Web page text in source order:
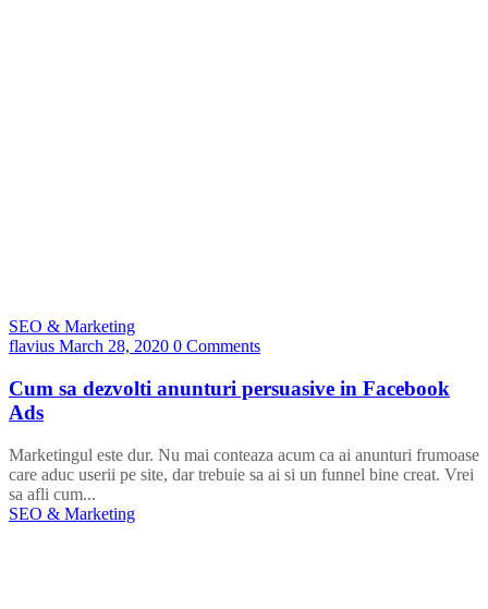
SEO & Marketing
flavius March 28, 2020 0 Comments
Cum sa dezvolti anunturi persuasive in Facebook
Ads
Marketingul este dur. Nu mai conteaza acum ca ai anunturi frumoase
care aduc userii pe site, dar trebuie sa ai si un funnel bine creat. Vrei
sa afli cum...
SEO & Marketing